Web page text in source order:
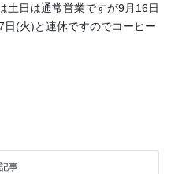
土日は通常営業ですが9月16日
(火)と連休ですのでコーヒー
事